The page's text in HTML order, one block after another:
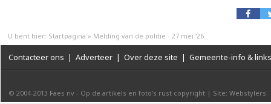
U bent hier: Startpagina » Melding van de politie - 27 mei '26
Contacteer ons | Adverteer | Over deze site | Gemeente-info & links
© 2004-2013 Faes nv - Op de artikels en foto’s rust copyright | Site: Webstylers